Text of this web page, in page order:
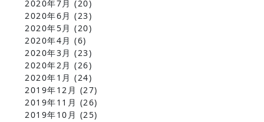
2020年7月 (20)
2020年6月 (23)
2020年5月 (20)
2020年4月 (6)
2020年3月 (23)
2020年2月 (26)
2020年1月 (24)
2019年12月 (27)
2019年11月 (26)
2019年10月 (25)